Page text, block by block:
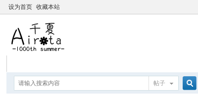
设为首页 收藏本站
帖子